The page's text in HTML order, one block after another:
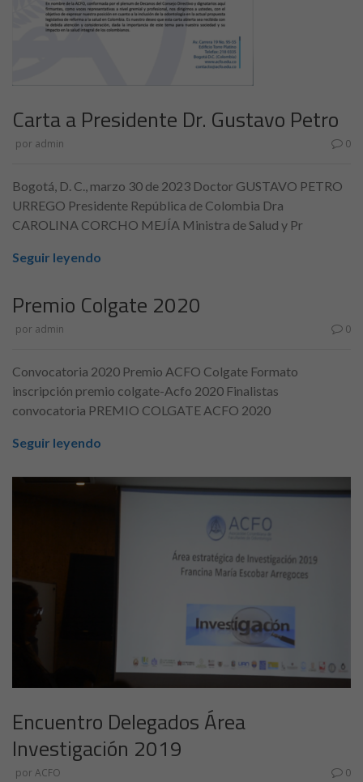
Carta a Presidente Dr. Gustavo Petro
por admin 0
Bogotá, D. C., marzo 30 de 2023 Doctor GUSTAVO PETRO
URREGO Presidente República de Colombia Dra
CAROLINA CORCHO MEJÍA Ministra de Salud y Pr
Seguir leyendo
Premio Colgate 2020
por admin 0
Convocatoria 2020 Premio ACFO Colgate Formato
inscripción premio colgate-Acfo 2020 Finalistas
convocatoria PREMIO COLGATE ACFO 2020
Seguir leyendo
Encuentro Delegados Área
Investigación 2019
por ACFO 0